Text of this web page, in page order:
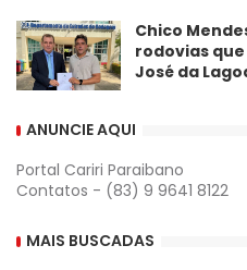
Chico
rodovias que
José da
ANUNCIE AQUI
Portal Cariri Paraibano
Contatos - (83) 9 9641 8122
MAIS BUSCADAS